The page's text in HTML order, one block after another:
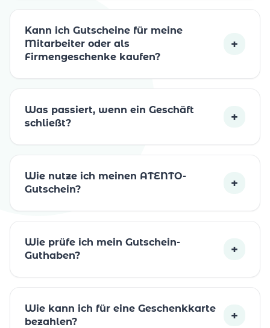
Kann ich Gutscheine für meine
Mitarbeiter oder als
Firmengeschenke kaufen?
+
Was passiert, wenn ein Geschäft
schließt?
+
Wie nutze ich meinen ATENTO-
Gutschein?
+
Wie prüfe ich mein Gutschein-
Guthaben?
+
Wie kann ich für eine Geschenkkarte
bezahlen?
+